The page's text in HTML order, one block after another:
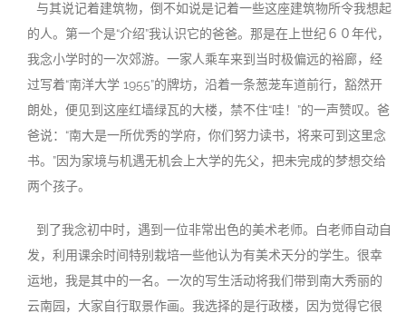
与其说记着建筑物，倒不如说是记着一些这座建筑物所令我想起
的人。第一个是“介绍”我认识它的爸爸。那是在上世纪６０年代，
我念小学时的一次郊游。一家人乘车来到当时极偏远的裕廊，经
过写着“南洋大学 1955”的牌坊，沿着一条葱茏车道前行，豁然开
朗处，便见到这座红墙绿瓦的大楼，禁不住“哇！”的一声赞叹。爸
爸说：“南大是一所优秀的学府，你们努力读书，将来可到这里念
书。”因为家境与机遇无机会上大学的先父，把未完成的梦想交给
两个孩子。
到了我念初中时，遇到一位非常出色的美术老师。白老师自动自
发，利用课余时间特别栽培一些他认为有美术天分的学生。很幸
运地，我是其中的一名。一次的写生活动将我们带到南大秀丽的
云南园，大家自行取景作画。我选择的是行政楼，因为觉得它很